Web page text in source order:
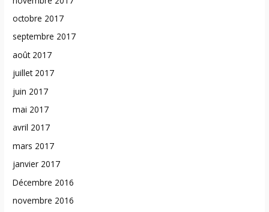
octobre 2017
septembre 2017
août 2017
juillet 2017
juin 2017
mai 2017
avril 2017
mars 2017
janvier 2017
Décembre 2016
novembre 2016